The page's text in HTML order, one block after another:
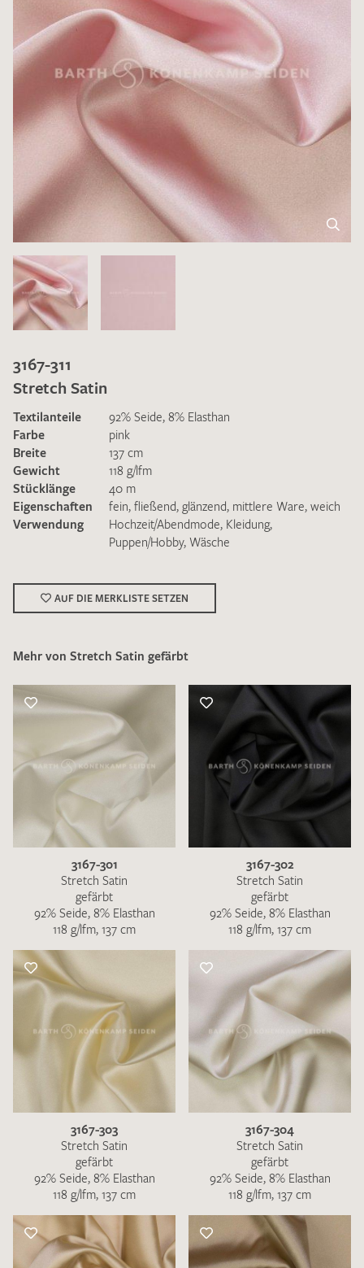
Ich bin damit einverstanden, dass meine angegebenen Daten
zur Beantwortung meiner Musteranfrage genutzt werden.
DieDatenschutzbestimmungenhabe ich zur Kenntnis
genommen und akzeptiere diese.
MUSTERANFRAGE SENDEN
3167-311
Stretch Satin
Textilanteile
92% Seide, 8% Elasthan
Farbe
pink
Breite
137 cm
Gewicht
118 g/lfm
Stücklänge
40 m
Eigenschaften
fein, fließend, glänzend, mittlere Ware, weich
Verwendung
Hochzeit/Abendmode, Kleidung,
Puppen/Hobby, Wäsche
AUF DIE MERKLISTE SETZEN
Mehr von Stretch Satin gefärbt
3167-301
Stretch Satin
gefärbt
92% Seide, 8% Elasthan
118 g/lfm, 137 cm
3167-302
Stretch Satin
gefärbt
92% Seide, 8% Elasthan
118 g/lfm, 137 cm
3167-303
Stretch Satin
gefärbt
92% Seide, 8% Elasthan
118 g/lfm, 137 cm
3167-304
Stretch Satin
gefärbt
92% Seide, 8% Elasthan
118 g/lfm, 137 cm